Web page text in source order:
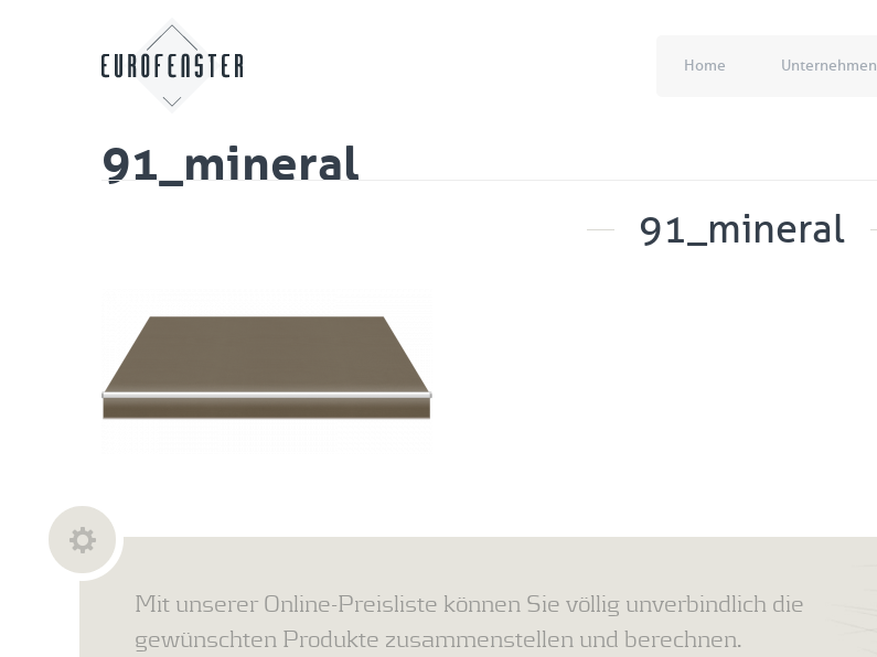
Home Unternehmen
91_mineral
91_mineral
Mit unserer Online-Preisliste können Sie völlig unverbindlich die
gewünschten Produkte zusammenstellen und berechnen.